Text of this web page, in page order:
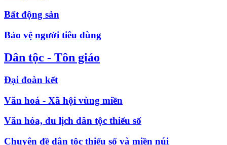
Bất động sản
Bảo vệ người tiêu dùng
Dân tộc - Tôn giáo
Đại đoàn kết
Văn hoá - Xã hội vùng miền
Văn hóa, du lịch dân tộc thiểu số
Chuyên đề dân tộc thiểu số và miền núi